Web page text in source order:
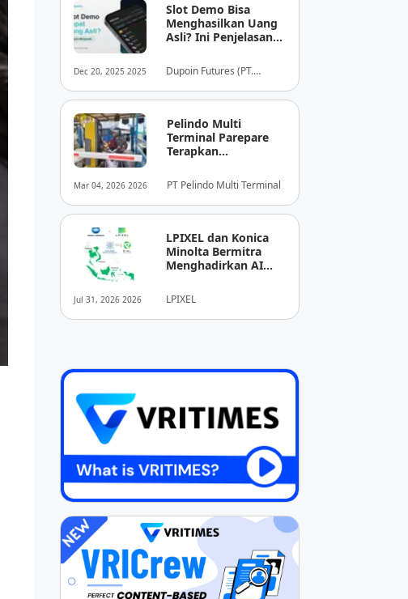
Dec 20, 2025 2025
Slot Demo Bisa
Menghasilkan Uang
Asli? Ini Penjelasan
Dupoin Futures (PT.
Mar 04, 2026 2026
Pelindo Multi
Terminal Parepare
Terapkan
Nontunai di Pintu
Masuk Pelabuhan
Nusantara
PT Pelindo Multi Terminal
Jul 31, 2026 2026
LPIXEL dan Konica
Minolta Bermitra
Menghadirkan AI
Diagnosis Berbasis
Pencitraan Medis
“EIRL” di ASEAN
LPIXEL